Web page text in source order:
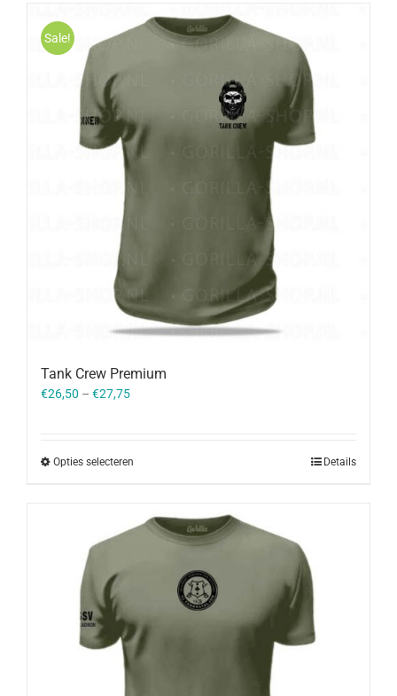
Sale!
Tank Crew Premium
€26,50 – €27,75
Opties selecteren Details